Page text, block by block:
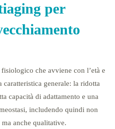
per
che avviene con l’età e
generale: la ridotta
capacità di adattamento e una
includendo quindi non
anche qualitative.